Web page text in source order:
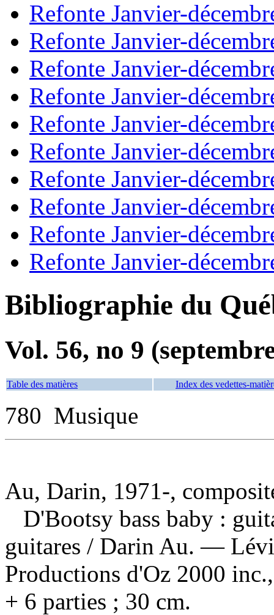
Refonte Janvier-
Refonte Janvier-
Refonte Janvier-
Refonte Janvier-
Refonte Janvier-
Refonte Janvier-
Refonte Janvier-
Refonte Janvier-
Refonte Janvier-
Refonte Janvier-
Bibliographie du
Vol. 56, no 9
Table des matières Index des vedettes-
780 Musique
Au, Darin, 1971-,
D'Bootsy bass baby :
guitares / Darin Au. —
Productions d'Oz 2000
+ 6 parties ; 30 cm.